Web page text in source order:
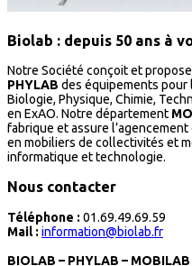
Biolab : depuis 50 ans à
Notre Société conçoit et
PHYLAB des équipements pour
Biologie, Physique, Chimie,
en ExAO. Notre département
fabrique et assure
en mobiliers de collectivités et
informatique et technologie.
Nous contacter
Téléphone : 01.69.49.69.59
Mail : information@biolab.fr
BIOLAB – PHYLAB –